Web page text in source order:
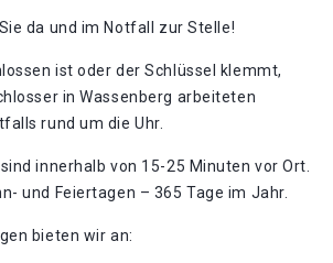
da und im Notfall zur Stelle!
ist oder der Schlüssel klemmt,
in Wassenberg arbeiteten
rund um die Uhr.
innerhalb von 15-25 Minuten vor Ort.
und Feiertagen – 365 Tage im Jahr.
bieten wir an: